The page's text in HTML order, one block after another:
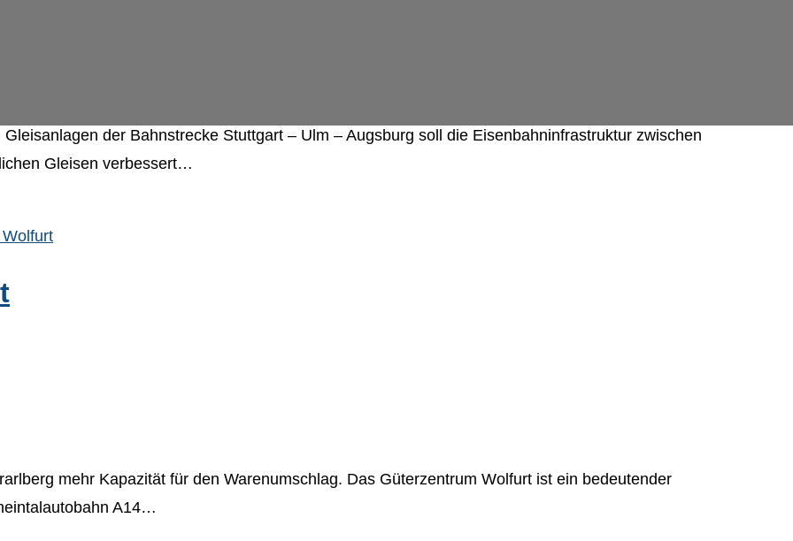
der Bahnstrecke Stuttgart – Ulm – Augsburg soll die Eisenbahninfrastruktur zwischen
Gleisen verbessert…
mehr Kapazität für den Warenumschlag. Das Güterzentrum Wolfurt ist ein bedeutender
A14…